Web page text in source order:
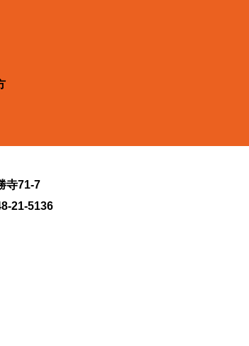
寺71-7
21-5136